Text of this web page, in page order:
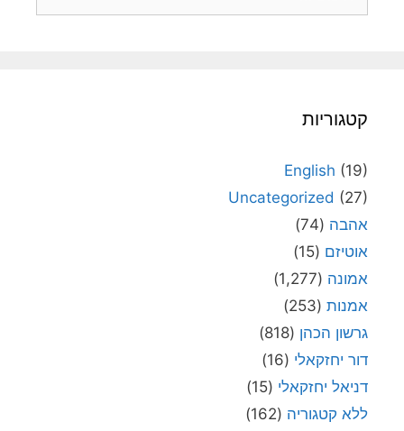
קטגוריות
English (19)
Uncategorized (27)
אהבה (74)
אוטיזם (15)
אמונה (1,277)
אמנות (253)
גרשון הכהן (818)
דור יחזקאלי (16)
דניאל יחזקאלי (15)
ללא קטגוריה (162)